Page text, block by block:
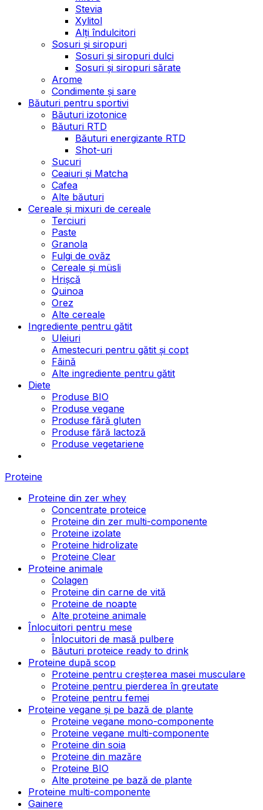
Stevia
Xylitol
Alți îndulcitori
Sosuri și siropuri
Sosuri și siropuri dulci
Sosuri și siropuri sărate
Arome
Condimente și sare
Băuturi pentru sportivi
Băuturi izotonice
Băuturi RTD
Băuturi energizante RTD
Shot-uri
Sucuri
Ceaiuri și Matcha
Cafea
Alte băuturi
Cereale și mixuri de cereale
Terciuri
Paste
Granola
Fulgi de ovăz
Cereale și müsli
Hrișcă
Quinoa
Orez
Alte cereale
Ingrediente pentru gătit
Uleiuri
Amestecuri pentru gătit și copt
Făină
Alte ingrediente pentru gătit
Diete
Produse BIO
Produse vegane
Produse fără gluten
Produse fără lactoză
Produse vegetariene
Proteine
Proteine din zer whey
Concentrate proteice
Proteine din zer multi-componente
Proteine izolate
Proteine hidrolizate
Proteine Clear
Proteine animale
Colagen
Proteine din carne de vită
Proteine de noapte
Alte proteine animale
Înlocuitori pentru mese
Înlocuitori de masă pulbere
Băuturi proteice ready to drink
Proteine după scop
Proteine pentru creșterea masei musculare
Proteine pentru pierderea în greutate
Proteine pentru femei
Proteine vegane și pe bază de plante
Proteine vegane mono-componente
Proteine vegane multi-componente
Proteine din soia
Proteine din mazăre
Proteine BIO
Alte proteine pe bază de plante
Proteine multi-componente
Gainere